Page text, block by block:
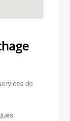
de